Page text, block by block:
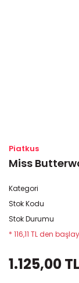
Piatkus
Miss
Kategori
Stok Kodu
Stok Durumu
* 116,11 TL den
1.125,00 TL